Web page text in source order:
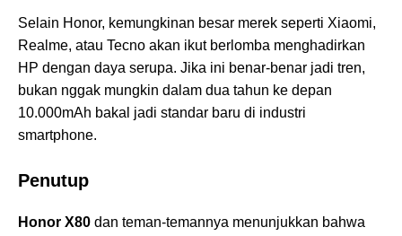
Selain Honor, kemungkinan besar merek seperti Xiaomi,
Realme, atau Tecno akan ikut berlomba menghadirkan
HP dengan daya serupa. Jika ini benar-benar jadi tren,
bukan nggak mungkin dalam dua tahun ke depan
10.000mAh bakal jadi standar baru di industri
smartphone.
Penutup
Honor X80 dan teman-temannya menunjukkan bahwa